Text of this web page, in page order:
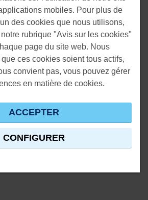
mobiles. Pour plus de
des cookies que nous utilisons,
rubrique "Avis sur les cookies"
page du site web. Nous
ces cookies soient tous actifs,
convient pas, vous pouvez gérer
en matière de cookies.
ACCEPTER
CONFIGURER